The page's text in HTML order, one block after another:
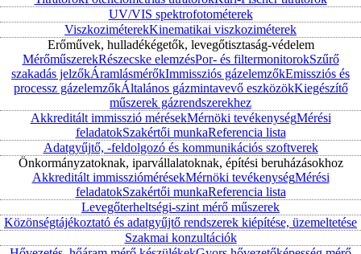
UV/VIS spektrofotométerek
ViszkoziméterekKinematikai viszkoziméterek
Erőművek, hulladékégetők, levegőtisztaság-védelem
MérőműszerekRészecske elemzésPor- és filtermonitorokSzűrő
szakadás jelzőkÁramlásmérőkImmissziós gázelemzőkEmissziós és
processz gázelemzőkÁltalános gázmintavevő eszközökKiegészítő
műszerek gázrendszerekhez
Akkreditált immisszió mérésekMérnöki tevékenységMérési
feladatokSzakértői munkaReferencia lista
Adatgyűjtő, -feldolgozó és kommunikációs szoftverek
Önkormányzatoknak, iparvállalatoknak, építési beruházásokhoz
Akkreditált immissziómérésekMérnöki tevékenységMérési
feladatokSzakértői munkaReferencia lista
Levegőterheltségi-szint mérő műszerek
Közönségtájékoztató és adatgyűjtő rendszerek kiépítése, üzemeltetése
Szakmai konzultációk